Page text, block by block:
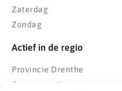
Zaterdag
Zondag
Actief in de regio
Provincie Drenthe
Gemeente Hoogeveen